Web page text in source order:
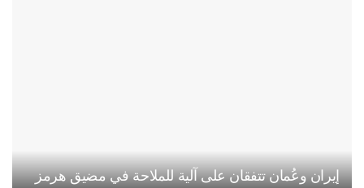
إيران وعُمان تتفقان على آلية للملاحة في مضيق هرمز